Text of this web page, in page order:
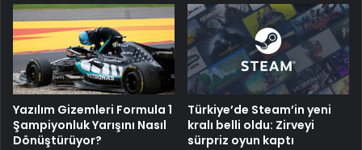
Yazılım Gizemleri Formula 1
Şampiyonluk Yarışını Nasıl
Dönüştürüyor?
Türkiye’de Steam’in yeni
kralı belli oldu: Zirveyi
sürpriz oyun kaptı